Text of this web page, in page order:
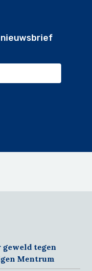
geweld tegen
Mentrum